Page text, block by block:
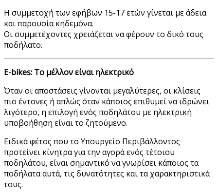
Η συμμετοχή των εφήβων 15-17 ετών γίνεται με άδεια
και παρουσία κηδεμόνα.
Οι συμμετέχοντες χρειάζεται να φέρουν το δικό τους
ποδήλατο.
E-bikes: Το μέλλον είναι ηλεκτρικό
Όταν οι αποστάσεις γίνονται μεγαλύτερες, οι κλίσεις
πιο έντονες ή απλώς όταν κάποιος επιθυμεί να ιδρώνει
λιγότερο, η επιλογή ενός ποδηλάτου με ηλεκτρική
υποβοήθηση είναι το ζητούμενο.
Ειδικά φέτος που το Υπουργείο Περιβάλλοντος
προτείνει κίνητρα για την αγορά ενός τέτοιου
ποδηλάτου, είναι σημαντικό να γνωρίσει κάποιος τα
ποδήλατα αυτά, τις δυνατότητες και τα χαρακτηριστικά
τους.